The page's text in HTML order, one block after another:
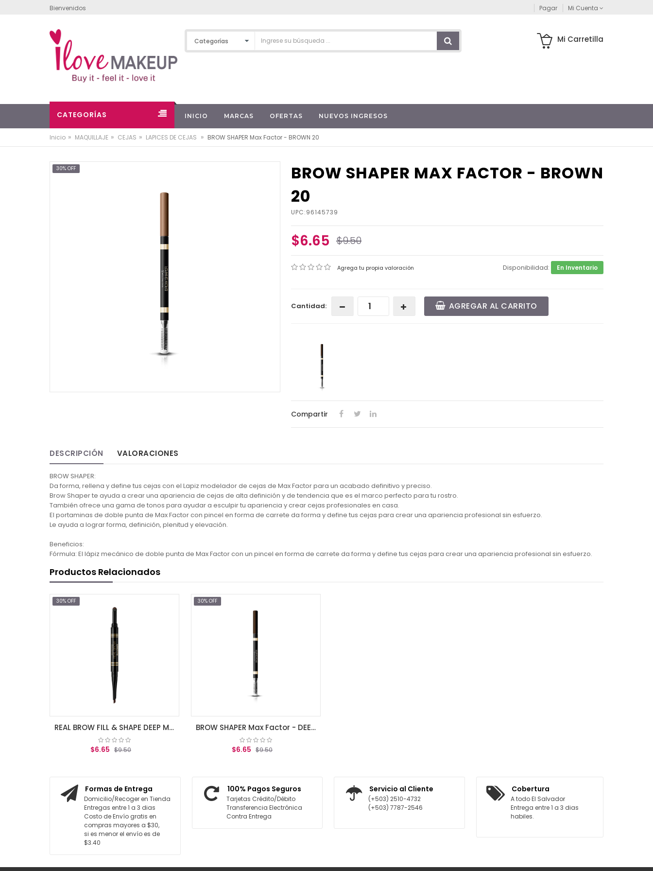
Bienvenidos Pagar Mi Cuenta
Mi Carretilla
CATEGORÍAS INICIO MARCAS OFERTAS NUEVOS INGRESOS
Inicio » MAQUILLAJE » CEJAS » LAPICES DE CEJAS » BROW SHAPER Max Factor - BROWN 20
30% OFF
BROW SHAPER MAX FACTOR - BROWN
20
UPC:96145739
$6.65 $9.50
Agrega tu propia valoración Disponibilidad: En Inventario
Cantidad: AGREGAR AL CARRITO
Compartir
DESCRIPCIÓN VALORACIONES
BROW SHAPER:
Da forma, rellena y define tus cejas con el Lapiz modelador de cejas de Max Factor para un acabado definitivo y preciso.
Brow Shaper te ayuda a crear una apariencia de cejas de alta definición y de tendencia que es el marco perfecto para tu rostro.
También ofrece una gama de tonos para ayudar a esculpir tu apariencia y crear cejas profesionales en casa.
El portaminas de doble punta de Max Factor con pincel en forma de carrete da forma y define tus cejas para crear una apariencia profesional sin esfuerzo.
Le ayuda a lograr forma, definición, plenitud y elevación.
Beneficios:
Fórmula: El lápiz mecánico de doble punta de Max Factor con un pincel en forma de carrete da forma y define tus cejas para crear una apariencia profesional sin esfuerzo.
Productos Relacionados
30% OFF
REAL BROW FILL & SHAPE DEEP MAX FACTOR - BROWN 04
$6.65 $9.50
30% OFF
BROW SHAPER Max Factor - DEEP BROWN 30
$6.65 $9.50
Formas de Entrega
Domicilio/Recoger en Tienda
Entregas entre 1 a 3 dias
Costo de Envío gratis en
compras mayores a $30,
si es menor el envío es de
$3.40
100% Pagos Seguros
Tarjetas Crédito/Débito
Transferencia Electrónica
Contra Entrega
Servicio al Cliente
(+503) 2510-4732
(+503) 7787-2546
Cobertura
A todo El Salvador
Entrega entre 1 a 3 dias
habiles.